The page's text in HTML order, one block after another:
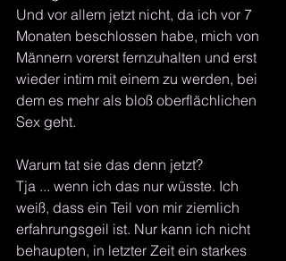
Und vor allem jetzt nicht, da ich vor 7
Monaten beschlossen habe, mich von
Männern vorerst fernzuhalten und erst
wieder intim mit einem zu werden, bei
dem es mehr als bloß oberflächlichen
Sex geht.
Warum tat sie das denn jetzt?
Tja ... wenn ich das nur wüsste. Ich
weiß, dass ein Teil von mir ziemlich
erfahrungsgeil ist. Nur kann ich nicht
behaupten, in letzter Zeit ein starkes